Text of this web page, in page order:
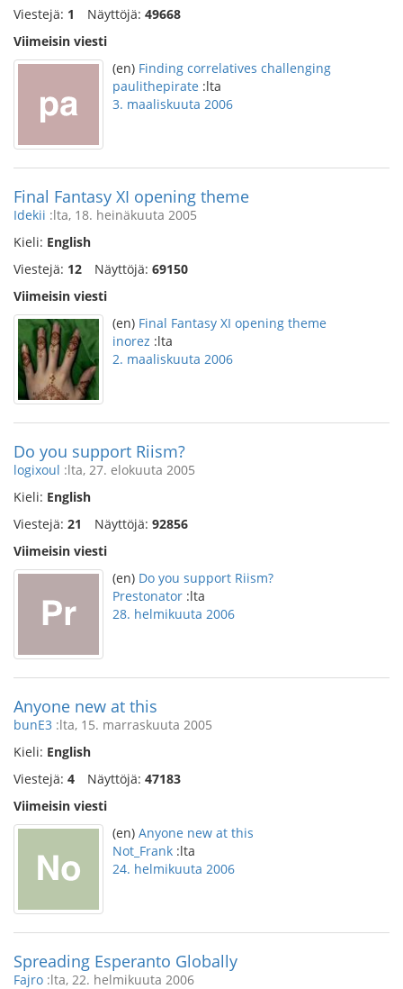
Viestejä: 1 Näyttöjä: 49668
Viimeisin viesti
(en) Finding correlatives challenging
paulithepirate :lta
3. maaliskuuta 2006
Final Fantasy XI opening theme
Idekii :lta, 18. heinäkuuta 2005
Kieli: English
Viestejä: 12 Näyttöjä: 69150
Viimeisin viesti
(en) Final Fantasy XI opening theme
inorez :lta
2. maaliskuuta 2006
Do you support Riism?
logixoul :lta, 27. elokuuta 2005
Kieli: English
Viestejä: 21 Näyttöjä: 92856
Viimeisin viesti
(en) Do you support Riism?
Prestonator :lta
28. helmikuuta 2006
Anyone new at this
bunE3 :lta, 15. marraskuuta 2005
Kieli: English
Viestejä: 4 Näyttöjä: 47183
Viimeisin viesti
(en) Anyone new at this
Not_Frank :lta
24. helmikuuta 2006
Spreading Esperanto Globally
Fajro :lta, 22. helmikuuta 2006